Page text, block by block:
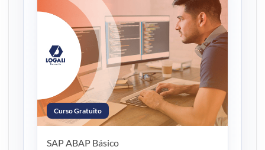
Curso Gratuito
SAP ABAP Básico